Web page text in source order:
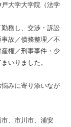
大学大学院（法学
務し、交渉・訴訟
故／債務整理／不
権／刑事事件・少
いりました。
みに寄り添いなが
、市川市、浦安